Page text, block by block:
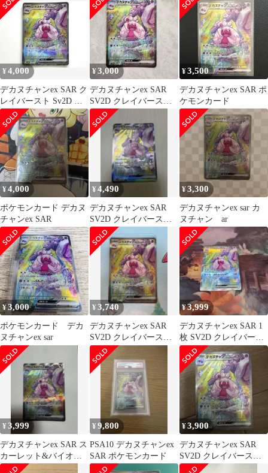
バース…
¥4,000
デカヌチャンex SAR ク
レイバースト Sv2D ポ
ケカ
¥3,000
デカヌチャンex SAR
SV2D クレイバースト
093/071
¥3,500
デカヌチャンex SAR ポ
ケモンカード
¥4,000
ポケモンカード デカヌ
チャンex SAR
¥4,490
デカヌチャンex SAR
SV2D クレイバースト
093/071
¥3,300
デカヌチャンex sar カ
ヌチャン ar
¥3,000
ポケモンカード デカ
ヌチャンex sar
¥3,740
デカヌチャンex SAR
SV2D クレイバースト
093/071
¥3,999
デカヌチャンex SAR 1
枚 SV2D クレイバース
ト 093/071
¥3,999
デカヌチャンex SAR ス
カーレット&バイオレ
ット 拡張パック クレイ
¥9,800
PSA10 デカヌチャンex
SAR ポケモンカード
¥3,900
デカヌチャンex SAR
SV2D クレイバースト
093/071